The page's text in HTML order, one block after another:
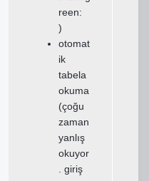
)
otomat
ik
tabela
okuma
(çoğu
zaman
yanlış
okuyor
. giriş